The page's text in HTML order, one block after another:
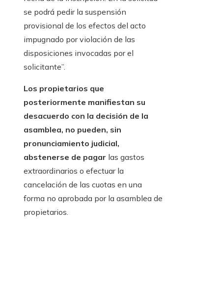
se podrá pedir la suspensión
provisional de los efectos del acto
impugnado por violación de las
disposiciones invocadas por el
solicitante”.
Los propietarios que
posteriormente manifiestan su
desacuerdo con la decisión de la
asamblea, no pueden, sin
pronunciamiento judicial,
abstenerse de pagar las gastos
extraordinarios o efectuar la
cancelación de las cuotas en una
forma no aprobada por la asamblea de
propietarios.